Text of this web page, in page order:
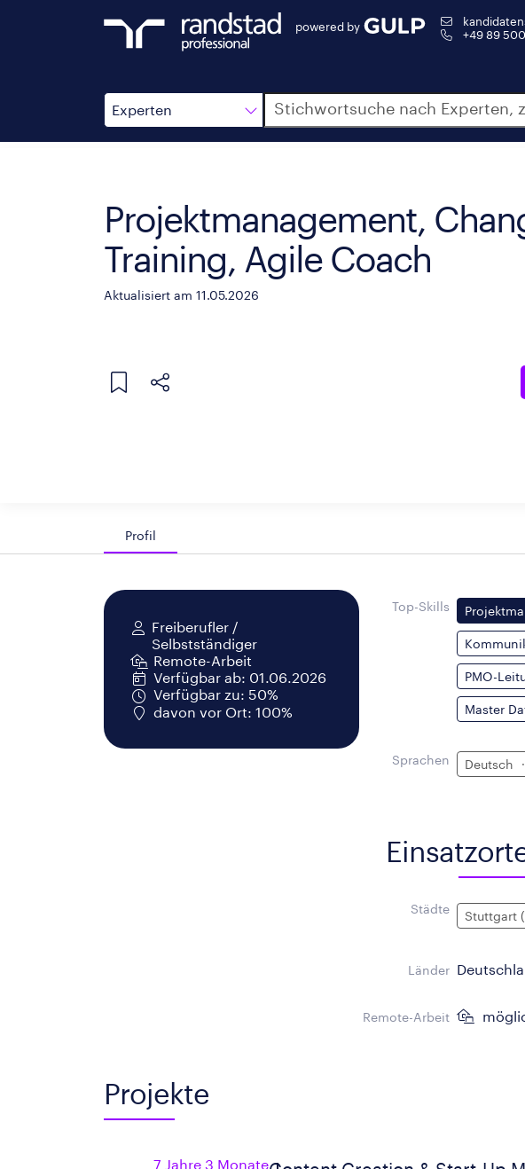
powered by
+49 89
Experten
Suche
Projektmanagement,
Training, Agile Coach
Aktualisiert am 11.05.2026
Profil
Freiberufler /
Selbstständiger
Remote-Arbeit
Verfügbar ab: 01.06.2026
Verfügbar zu: 50%
davon vor Ort: 100%
Top-Skills
PMO-
Master
Sprachen Deutsch
Städte Stuttgart
Länder
Remote-Arbeit
Projekte
7 Jahre 3 Monate